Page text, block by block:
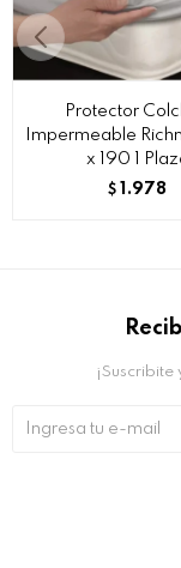
Protector
Impermeable
x 190 1
$ 1.978